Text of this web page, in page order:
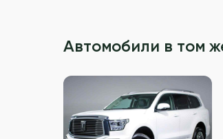
Автомобили в том